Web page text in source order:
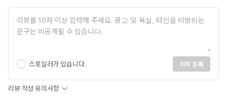
스포일러가 있습니다. 리뷰 등록
리뷰 작성 유의사항